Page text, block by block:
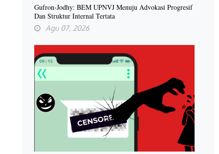
Gufron-Jodhy: BEM UPNVJ Menuju Advokasi Progresif
Dan Struktur Internal Tertata
Agu 07, 2026